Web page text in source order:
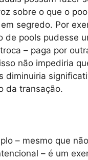
sobre o que o
segredo. Por
de pools pudesse
– paga por
não impediria
diminuiria
da transação.
– mesmo que
– é um